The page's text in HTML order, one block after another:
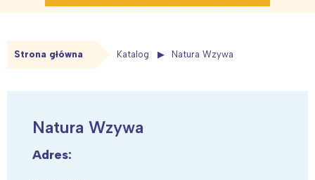
Strona główna Katalog Natura Wzywa
Natura Wzywa
Adres: